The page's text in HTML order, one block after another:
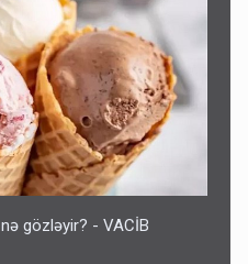
gözləyir? - VACİB